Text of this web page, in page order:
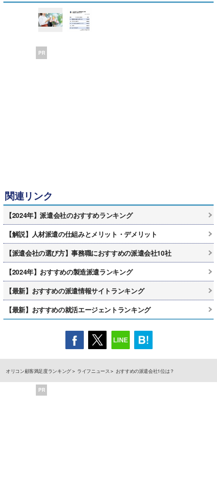
PR
関連リンク
【2024年】派遣会社のおすすめランキング
【解説】人材派遣の仕組みとメリット・デメリット
【派遣会社の選び方】事務職におすすめの派遣会社10社
【2024年】おすすめの製造派遣ランキング
【最新】おすすめの派遣情報サイトランキング
【最新】おすすめの就活エージェントランキング
オリコン顧客満足度ランキング ライフニュース おすすめの派遣会社1位は？
PR